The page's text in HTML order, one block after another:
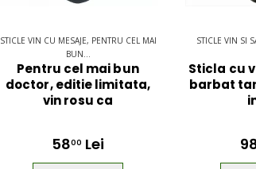
STICLE VIN CU MESAJE, PENTRU CEL MAI
BUN...
Pentru cel mai bun
doctor, editie limitata,
vin rosu ca
5800 Lei
STICLE VIN SI
Sticla cu
barbat